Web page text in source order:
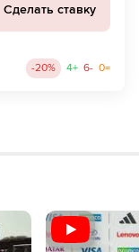
своей половине
Хорватия
мяч левой
Сделать ставку
-20% 4+ 6- 0=